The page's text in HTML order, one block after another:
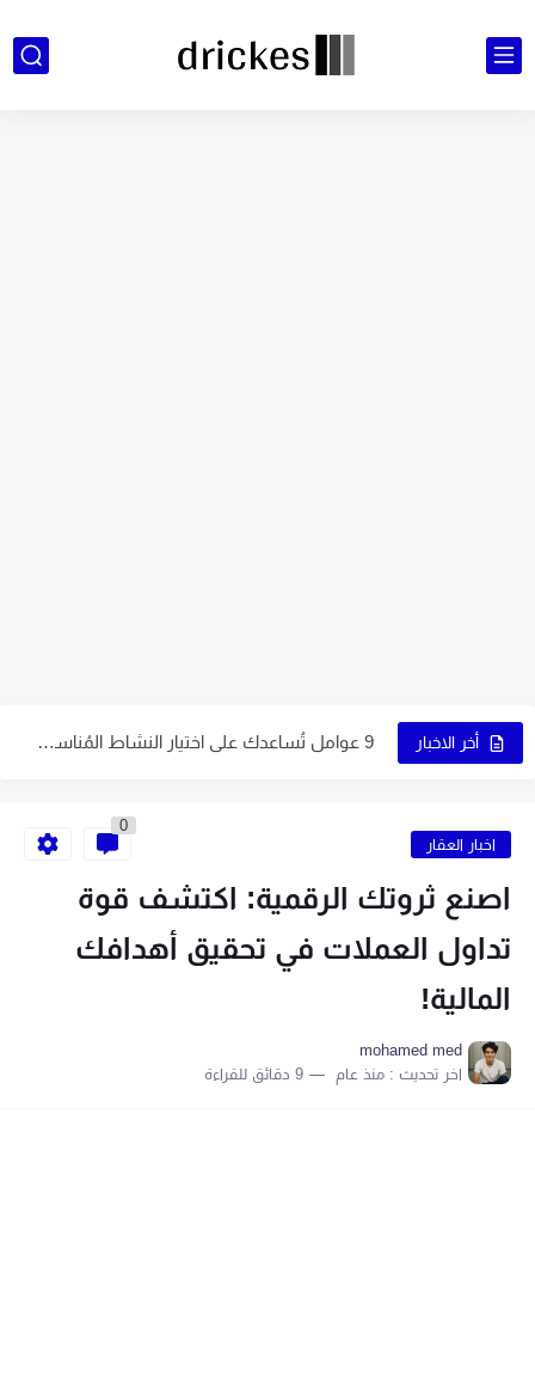
أخر الاخبار كيف تبدأ مشروع التجارة الإلكترونية الخاص بك في 10 خطوات
اخبار العقار
0
اصنع ثروتك الرقمية: اكتشف قوة
تداول العملات في تحقيق أهدافك
المالية!
mohamed med
اخر تحديث : منذ عام 9 دقائق للقراءة